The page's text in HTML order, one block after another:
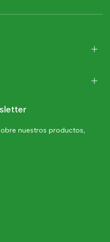
nuestros productos,